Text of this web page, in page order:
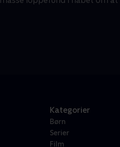
Kategorier
Børn
Serier
Film